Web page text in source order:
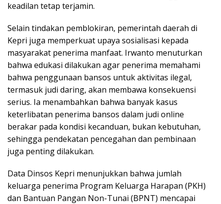
keadilan tetap terjamin.
Selain tindakan pemblokiran, pemerintah daerah di
Kepri juga memperkuat upaya sosialisasi kepada
masyarakat penerima manfaat. Irwanto menuturkan
bahwa edukasi dilakukan agar penerima memahami
bahwa penggunaan bansos untuk aktivitas ilegal,
termasuk judi daring, akan membawa konsekuensi
serius. Ia menambahkan bahwa banyak kasus
keterlibatan penerima bansos dalam judi online
berakar pada kondisi kecanduan, bukan kebutuhan,
sehingga pendekatan pencegahan dan pembinaan
juga penting dilakukan.
Data Dinsos Kepri menunjukkan bahwa jumlah
keluarga penerima Program Keluarga Harapan (PKH)
dan Bantuan Pangan Non-Tunai (BPNT) mencapai